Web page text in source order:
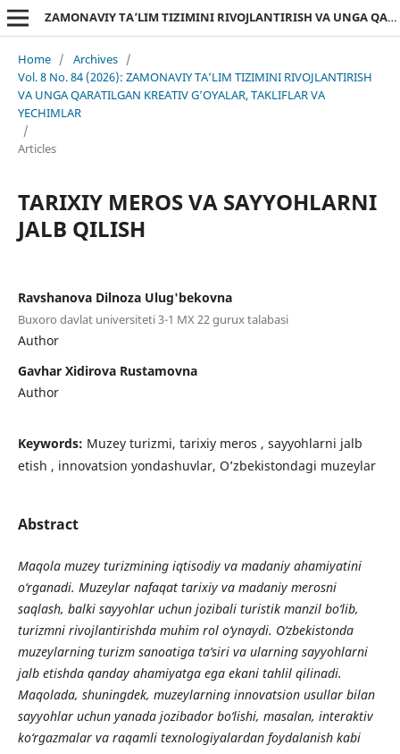
ZAMONAVIY TA’LIM TIZIMINI RIVOJLANTIRISH VA UNGA QARATILGAN KREATIV G’OYALAR, TAKLIFLAR VA YECHIMLAR
Home / Archives /
Vol. 8 No. 84 (2026): ZAMONAVIY TA’LIM TIZIMINI RIVOJLANTIRISH
VA UNGA QARATILGAN KREATIV G’OYALAR, TAKLIFLAR VA
YECHIMLAR
/
Articles
TARIXIY MEROS VA SAYYOHLARNI
JALB QILISH
Ravshanova Dilnoza Ulug'bekovna
Buxoro davlat universiteti 3-1 MX 22 gurux talabasi
Author
Gavhar Xidirova Rustamovna
Author
Keywords: Muzey turizmi, tarixiy meros , sayyohlarni jalb
etish , innovatsion yondashuvlar, O’zbekistondagi muzeylar
Abstract
Maqola muzey turizmining iqtisodiy va madaniy ahamiyatini
o‘rganadi. Muzeylar nafaqat tarixiy va madaniy merosni
saqlash, balki sayyohlar uchun jozibali turistik manzil bo‘lib,
turizmni rivojlantirishda muhim rol o‘ynaydi. O‘zbekistonda
muzeylarning turizm sanoatiga ta’siri va ularning sayyohlarni
jalb etishda qanday ahamiyatga ega ekani tahlil qilinadi.
Maqolada, shuningdek, muzeylarning innovatsion usullar bilan
sayyohlar uchun yanada jozibador bo‘lishi, masalan, interaktiv
ko‘rgazmalar va raqamli texnologiyalardan foydalanish kabi